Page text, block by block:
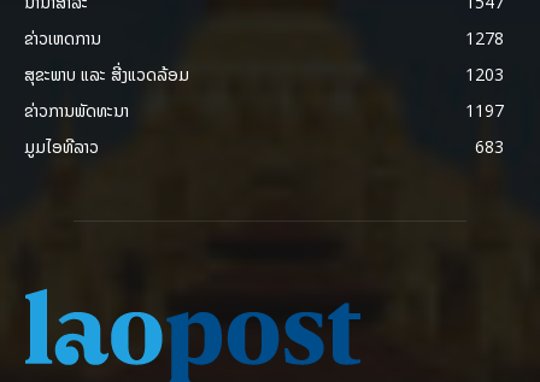
ຂ່າວເຫດການ
1278
ສຸຂະພາບ ແລະ ສີ່ງແວດລ້ອມ
1203
ຂ່າວການພັດທະນາ
1197
ມູມໄອທີລາວ
683